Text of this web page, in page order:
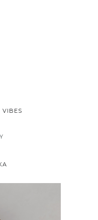
VIBES